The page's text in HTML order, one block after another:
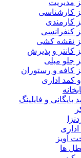
مدیریت
کارشناسی
کارمندی
کنفرانسی
نقشه کشی
کانتر و پذیرش
جلو مبلی
کافه و رستوران
و کمد اداری
بایگانی و فایلینگ
آویز
ها